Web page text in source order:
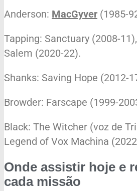
Anderson: MacGyver (1985-
Tapping: Sanctuary (2008-
Salem (2020-22).
Shanks: Saving Hope (2012-
Browder: Farscape (1999-
Black: The Witcher (voz de
Legend of Vox Machina
Onde assistir hoje e
cada missão